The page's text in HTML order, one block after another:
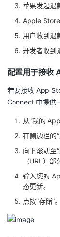
博
的
坛
我
圈
子
的
直
我
的
动
我
关
我
的
开
学
我
的
持
苹果发起退
Apple
用户收到退
开发者收到
配置用于接收
若要接收 App
Connect 中提供
从“我的
在侧边栏的“
向下滚动至
（URL）部
输入您的
态更新。
点按“存储”。